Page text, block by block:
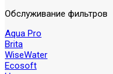
Обслуживание фильтров
Aqua Pro
Brita
WiseWater
Ecosoft